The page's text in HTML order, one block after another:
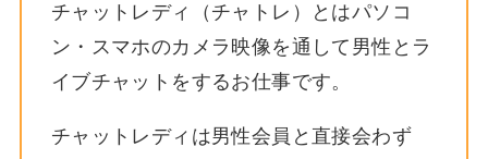
チャットレディ（チャトレ）とはパソコ
ン・スマホのカメラ映像を通して男性とラ
イブチャットをするお仕事です。
チャットレディは男性会員と直接会わず